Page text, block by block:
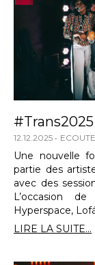
12.12.2025
Une nouvelle
partie des
avec des
L’occasion
Hyperspace,
LIRE LA SUITE...